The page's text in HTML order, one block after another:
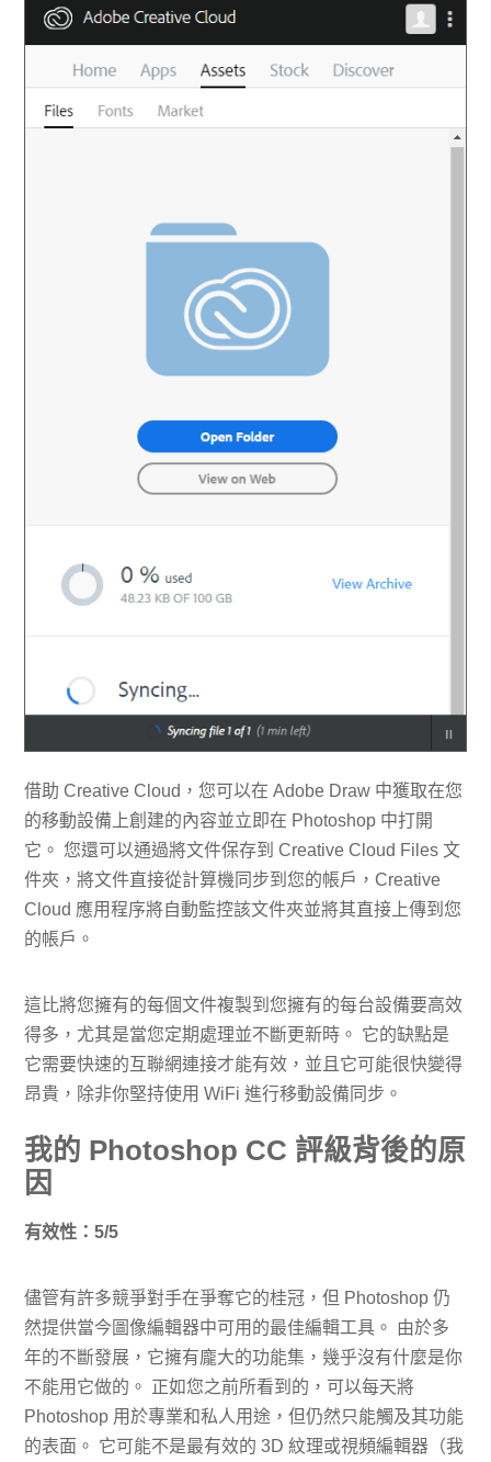
借助 Creative Cloud，您可以在 Adob​​e Draw 中獲取在您
的移動設備上創建的內容並立即在 Photoshop 中打開
它。 您還可以通過將文件保存到 Creative Cloud Files 文
件夾，將文件直接從計算機同步到您的帳戶，Creative
Cloud 應用程序將自動監控該文件夾並將其直接上傳到您
的帳戶。
這比將您擁有的每個文件複製到您擁有的每台設備要高效
得多，尤其是當您定期處理並不斷更新時。 它的缺點是
它需要快速的互聯網連接才能有效，並且它可能很快變得
昂貴，除非你堅持使用 WiFi 進行移動設備同步。
我的 Photoshop CC 評級背後的原
因
有效性：5/5
儘管有許多競爭對手在爭奪它的桂冠，但 Photoshop 仍
然提供當今圖像編輯器中可用的最佳編輯工具。 由於多
年的不斷發展，它擁有龐大的功能集，幾乎沒有什麼是你
不能用它做的。 正如您之前所看到的，可以每天將
Photoshop 用於專業和私人用途，但仍然只能觸及其功能
的表面。 它可能不是最有效的 3D 紋理或視頻編輯器（我